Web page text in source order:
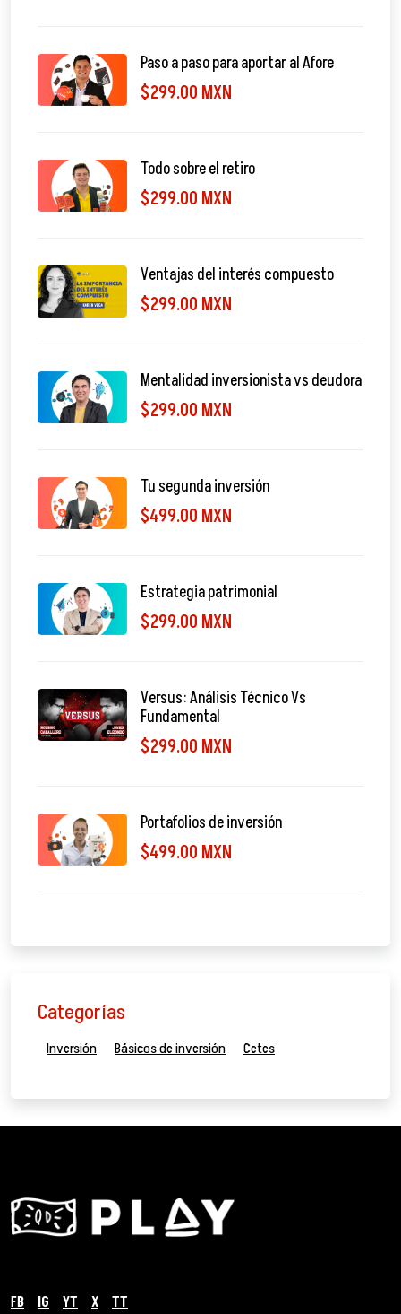
Paso a paso para aportar al Afore
$299.00 MXN
Todo sobre el retiro
$299.00 MXN
Ventajas del interés compuesto
$299.00 MXN
Mentalidad inversionista vs deudora
$299.00 MXN
Tu segunda inversión
$499.00 MXN
Estrategia patrimonial
$299.00 MXN
Versus: Análisis Técnico Vs
Fundamental
$299.00 MXN
Portafolios de inversión
$499.00 MXN
Categorías
Inversión Básicos de inversión Cetes
FB IG YT X TT